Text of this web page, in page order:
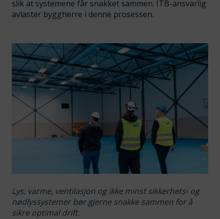
slik at systemene får snakket sammen. ITB-ansvarlig
avlaster byggherre i denne prosessen.
Lys, varme, ventilasjon og ikke minst sikkerhets- og
nødlyssystemer bør gjerne snakke sammen for å
sikre optimal drift.